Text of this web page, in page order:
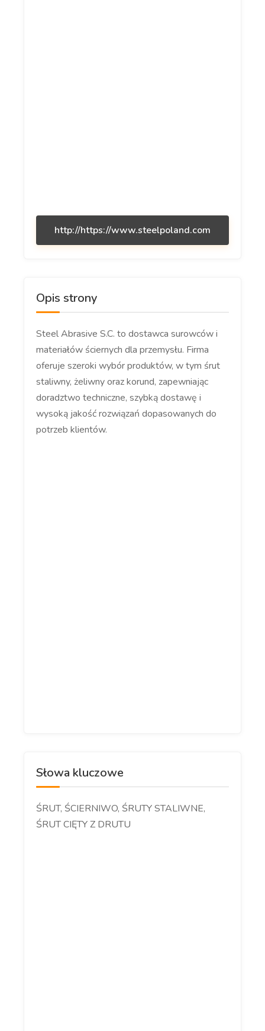
http://https://www.steelpoland.com
Opis strony
Steel Abrasive S.C. to dostawca surowców i
materiałów ściernych dla przemysłu. Firma
oferuje szeroki wybór produktów, w tym śrut
staliwny, żeliwny oraz korund, zapewniając
doradztwo techniczne, szybką dostawę i
wysoką jakość rozwiązań dopasowanych do
potrzeb klientów.
Słowa kluczowe
ŚRUT, ŚCIERNIWO, ŚRUTY STALIWNE,
ŚRUT CIĘTY Z DRUTU